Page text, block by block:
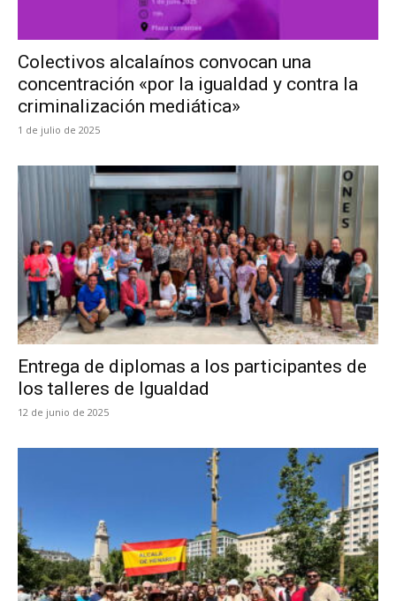
Colectivos alcalaínos convocan una
concentración «por la igualdad y contra la
criminalización mediática»
1 de julio de 2025
Entrega de diplomas a los participantes de
los talleres de Igualdad
12 de junio de 2025